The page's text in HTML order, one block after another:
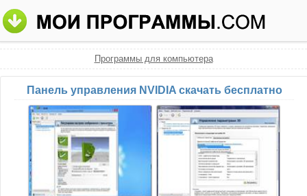
Программы для компьютера
Панель управления NVIDIA скачать бесплатно